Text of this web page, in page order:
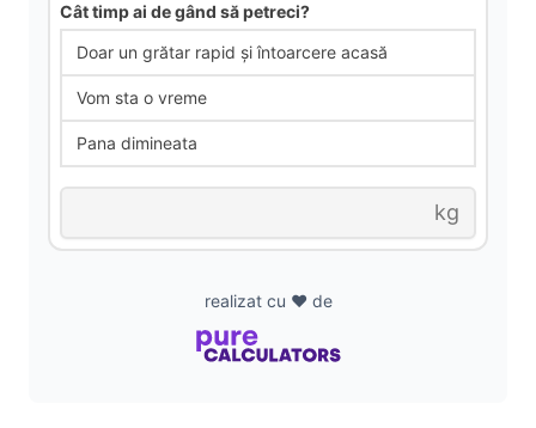
Cât timp ai de gând să petreci?
Doar un grătar rapid și întoarcere acasă
Vom sta o vreme
Pana dimineata
kg
realizat cu ❤️ de